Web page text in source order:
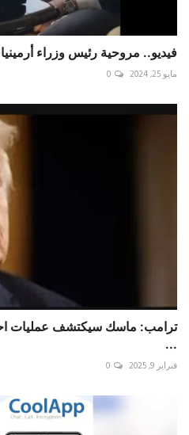
فيديو.. مروحية رئيس وزراء
مايو 25, 2024 0
ترامب: ماسك سيكتشف عمليات
...
فبراير 9, 2025 0